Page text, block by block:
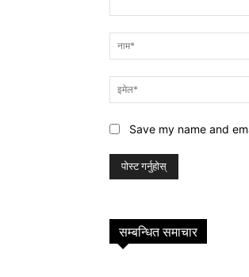
Save my name and
सम्बन्धित समाचार